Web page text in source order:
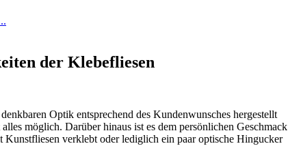
der Klebefliesen
Optik entsprechend des Kundenwunsches hergestellt
möglich. Darüber hinaus ist es dem persönlichen Geschmack
Kunstfliesen verklebt oder lediglich ein paar optische Hingucker